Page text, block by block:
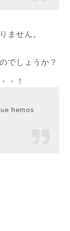
ません。
でしょうか？
・！
hemos